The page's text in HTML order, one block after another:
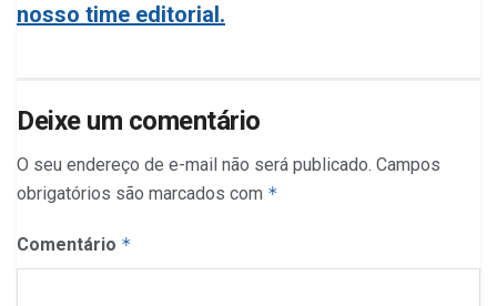
nosso time editorial.
Deixe um comentário
O seu endereço de e-mail não será publicado. Campos
obrigatórios são marcados com *
Comentário *